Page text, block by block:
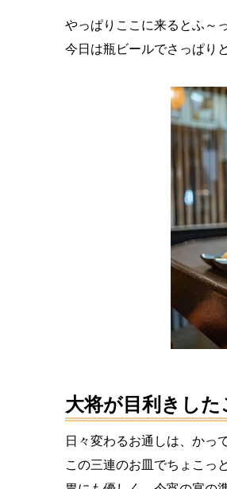
やっぱりここに来るとふ～
今日は瓶ビールでさっぱり
大将が目利きし
日々変わるお通しは、かっ
この三連のお皿でちょこっ